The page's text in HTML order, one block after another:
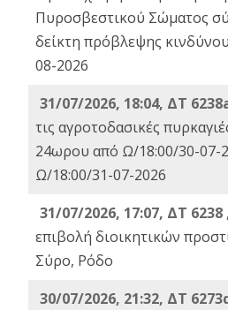
Πυροσβεστικού Σώματος
δείκτη πρόβλεψης
08-2026
31/07/2026, 18:04, ΔΤ
τις αγροτοδασικές
24ωρου από Ω/18:00/30-07-
Ω/18:00/31-07-2026
31/07/2026, 17:07, ΔΤ 6238
επιβολή διοικητικών
Σύρο, Ρόδο
30/07/2026, 21:32, ΔΤ